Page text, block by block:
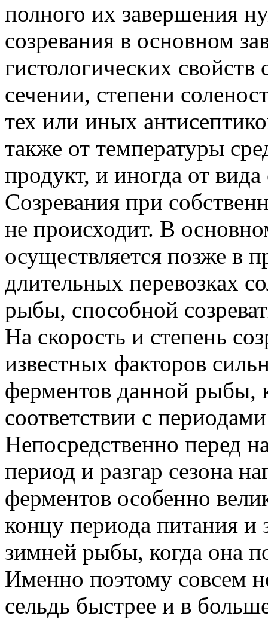
полного их завершения
созревания в основном
гистологических
сечении, степени
тех или иных
также от температуры
продукт, и иногда от вида
Созревания при
не происходит. В
осуществляется позже в
длительных перевозках
рыбы, способной
На скорость и степень
известных факторов
ферментов данной рыбы,
соответствии с
Непосредственно перед
период и разгар сезона
ферментов особенно
концу периода питания и
зимней рыбы, когда она
Именно поэтому совсем
сельдь быстрее и в